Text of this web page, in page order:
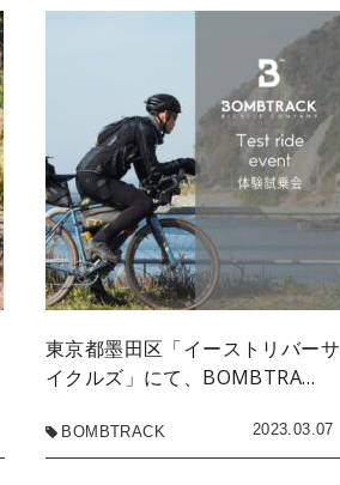
東京都墨田区「イーストリバーサ
イクルズ」にて、BOMBTRA…
BOMBTRACK 2023.03.07